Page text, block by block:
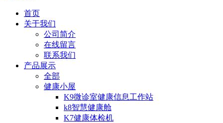
首页
关于我们
公司简介
在线留言
联系我们
产品展示
全部
健康小屋
K9微诊室健康信息工作站
k8智慧健康舱
K7健康体检机